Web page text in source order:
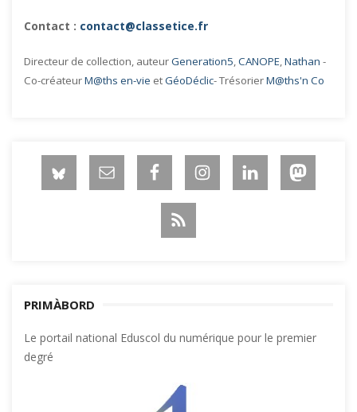
Contact : contact@classetice.fr
Directeur de collection, auteurGeneration5,CANOPE,Nathan -
Co-créateurM@ths en-vie etGéoDéclic- TrésorierM@ths'n Co
PRIMÀBORD
Le portail national Eduscol du numérique pour le premier
degré